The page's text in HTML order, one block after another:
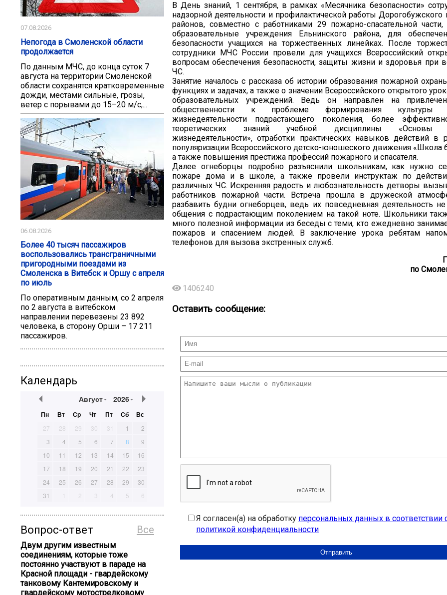
07.08.2026
Непогода в Смоленской области
продолжается
По данным МЧС, до конца суток 7
августа на территории Смоленской
области сохранятся кратковременные
дожди, местами сильные, грозы,
ветер с порывами до 15–20 м/с,...
06.08.2026
Более 40 тысяч пассажиров
воспользовались трансграничными
пригородными поездами из
Смоленска в Витебск и Оршу с апреля
по июль
По оперативным данным, со 2 апреля
по 2 августа в витебском
направлении перевезены 23 892
человека, в сторону Орши – 17 211
пассажиров.
Календарь
Август 2026
Пн Вт Ср Чт Пт Сб Вс
27 28 29 30 31 1
2
3
4 5 6 7 8
9
10
11 12 13 14 15
16
17
18 19 20 21 22
23
24
25 26 27 28 29
30
31
1 2 3 4 5 6
Все
Вопрос-ответ
Двум другим известным
соединениям, которые тоже
постоянно участвуют в параде на
Красной площади - гвардейскому
танковому Кантемировскому и
гвардейскому мотострелковому
В День знаний, 1 сентября, в рамках «Месячника безопасности»
надзорной деятельности и профилактической работы Дорогобужского
районов, совместно с работниками 29 пожарно-спасательной
образовательные учреждения Ельнинского района, для
безопасности учащихся на торжественных линейках. После
сотрудники МЧС России провели для учащихся Всероссийский
вопросам обеспечения безопасности, защиты жизни и здоровья при
ЧС.
Занятие началось с рассказа об истории образования пожарной
функциях и задачах, а также о значении Всероссийского открытого
образовательных учреждений. Ведь он направлен на
общественности к проблеме формирования культуры
жизнедеятельности подрастающего поколения, более
теоретических знаний учебной дисциплины «Основы
жизнедеятельности», отработки практических навыков действий в
популяризации Всероссийского детско-юношеского движения «Школа
а также повышения престижа профессий пожарного и спасателя.
Далее огнеборцы подробно разъяснили школьникам, как нужно
пожаре дома и в школе, а также провели инструктаж по
различных ЧС. Искренняя радость и любознательность детворы
работников пожарной части. Встреча прошла в дружеской
разбавить будни огнеборцев, ведь их повседневная деятельность не
общения с подрастающим поколением на такой ноте. Школьники
много полезной информации из беседы с теми, кто ежедневно
пожаров и спасением людей. В заключение урока ребятам
телефонов для вызова экстренных служб.
по
1406240
Оставить сообщение:
Я согласен(а) на обработку персональных данных в соответствии
политикой конфиденциальности